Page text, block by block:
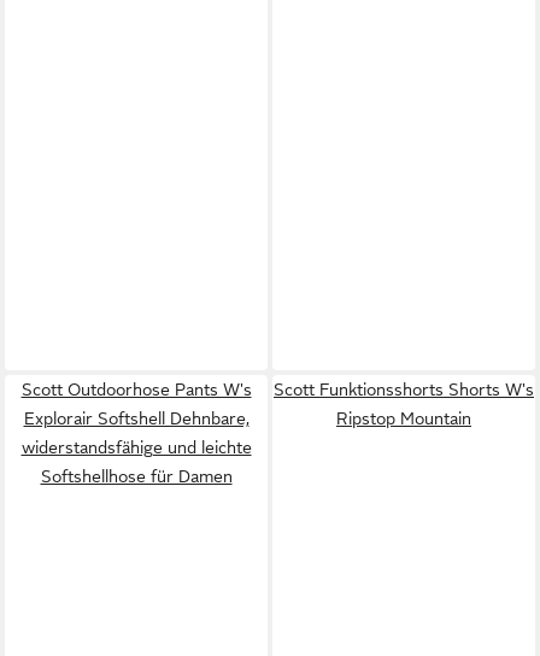
Scott Outdoorhose Pants W's
Explorair Softshell Dehnbare,
widerstandsfähige und leichte
Softshellhose für Damen
Scott Funktionsshorts Shorts W's
Ripstop Mountain